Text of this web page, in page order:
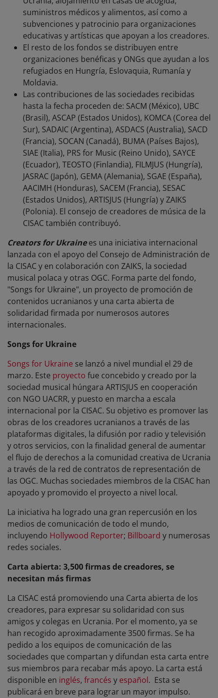
suministros médicos y alimentos, así como a
subvenciones y patrocinio para organizaciones
educativas y artísticas que apoyan a los creadores.
El resto de los fondos se distribuyen entre
organizaciones benéficas y ONGs que ayudan a los
refugiados en Hungría, Eslovaquia, Rumanía y
Moldavia.
Las contribuciones de las sociedades recibidas
hasta la fecha proceden de: SACM (México), UBC
(Brasil), ASCAP (Estados Unidos), KOMCA (Corea del
Sur), SADAIC (Argentina), ASDACS (Australia), SACD
(Francia), SOCAN (Canadá), BUMA (Países Bajos),
SIAE (Italia), PRS for Music (Reino Unido), SAYCE
(Ecuador), TEOSTO (Finlandia), FILMJUS (Hungría),
JASRAC (Japón), GEMA (Alemania), SGAE (España),
AACIMH (Honduras), SACEM (Francia), SESAC
(Estados Unidos), ARTISJUS (Hungría) y ZAIKS
(Polonia). El consejo de creadores de música de la
CISAC también contribuyó.
Creators for Ukrainees una iniciativa internacional
lanzada con el apoyo del Consejo de Administración de
la CISAC y en colaboración con ZAIKS, la sociedad
musical polaca y otras OGC. Forma parte del fondo,
"Songs for Ukraine", un proyecto de promoción de
contenidos ucranianos y una carta abierta de
solidaridad firmada por numerosos autores
internacionales.
Songs for Ukraine
Songs for Ukraine se lanzó a nivel mundial el 29 de
marzo. Este proyecto fue concebido y creado por la
sociedad musical húngara ARTISJUS en cooperación
con NGO UACRR, y puesto en marcha a escala
internacional por la CISAC. Su objetivo es promover las
obras de los creadores ucranianos a través de las
plataformas digitales, la difusión por radio y televisión
y otros servicios, con la finalidad general de aumentar
el flujo de derechos a la comunidad creativa de Ucrania
a través de la red de contratos de representación de
las OGC. Muchas sociedades miembros de la CISAC han
apoyado y promovido el proyecto a nivel local.
La iniciativa ha logrado una gran repercusión en los
medios de comunicación de todo el mundo,
incluyendo Hollywood Reporter; Billboard y numerosas
redes sociales.
Carta abierta: 3,500 firmas de creadores, se
necesitan más firmas
La CISAC está promoviendo una Carta abierta de los
creadores, para expresar su solidaridad con sus
amigos y colegas en Ucrania. Por el momento, ya se
han recogido aproximadamente 3500 firmas. Se ha
pedido a los equipos de comunicación de las
sociedades que compartan y difundan esta carta entre
sus miembros para recabar más apoyo. La carta está
disponible en inglés, francés y español. Esta se
publicará en breve para lograr un mayor impulso.